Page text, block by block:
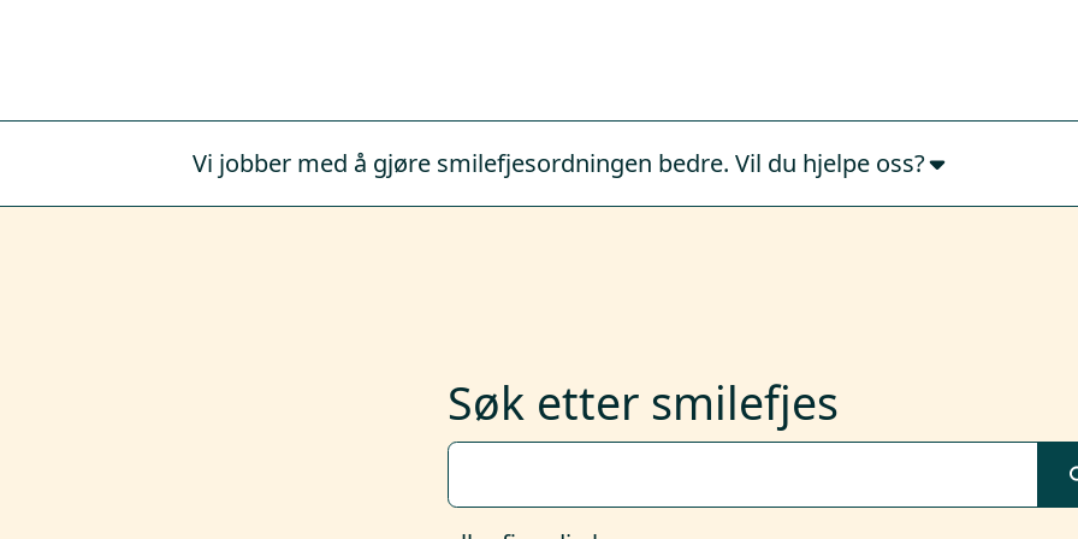
Vi jobber med å gjøre smilefjesordningen bedre. Vil du hjelpe oss?
Søk etter smilefjes